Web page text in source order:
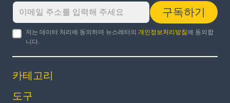
구독하기
저는 데이터 처리에 동의하며 뉴스레터의 개인정보처리방침에 동의합
니다.
카테고리
도구